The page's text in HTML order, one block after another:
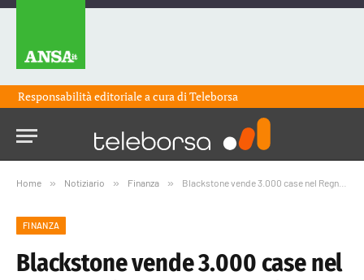
Responsabilità editoriale a cura diTeleborsa
Home » Notiziario » Finanza » Blackstone vende 3.000 case nel Regno Unito a fondo pensione
FINANZA
Blackstone vende 3.000 case nel